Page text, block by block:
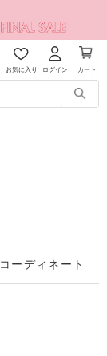
お気に入り ログイン カート
コーディネート